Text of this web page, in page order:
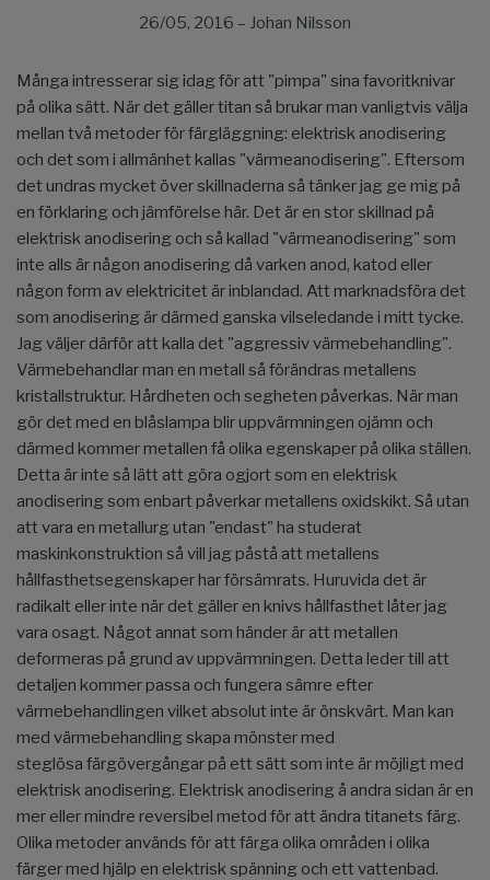
26/05, 2016 – Johan Nilsson
Många intresserar sig idag för att "pimpa" sina favoritknivar
på olika sätt. När det gäller titan så brukar man vanligtvis välja
mellan två metoder för färgläggning: elektrisk anodisering
och det som i allmänhet kallas "värmeanodisering". Eftersom
det undras mycket över skillnaderna så tänker jag ge mig på
en förklaring och jämförelse här. Det är en stor skillnad på
elektrisk anodisering och så kallad "värmeanodisering" som
inte alls är någon anodisering då varken anod, katod eller
någon form av elektricitet är inblandad. Att marknadsföra det
som anodisering är därmed ganska vilseledande i mitt tycke.
Jag väljer därför att kalla det "aggressiv värmebehandling".
Värmebehandlar man en metall så förändras metallens
kristallstruktur. Hårdheten och segheten påverkas. När man
gör det med en blåslampa blir uppvärmningen ojämn och
därmed kommer metallen få olika egenskaper på olika ställen.
Detta är inte så lätt att göra ogjort som en elektrisk
anodisering som enbart påverkar metallens oxidskikt. Så utan
att vara en metallurg utan "endast" ha studerat
maskinkonstruktion så vill jag påstå att metallens
hållfasthetsegenskaper har försämrats. Huruvida det är
radikalt eller inte när det gäller en knivs hållfasthet låter jag
vara osagt. Något annat som händer är att metallen
deformeras på grund av uppvärmningen. Detta leder till att
detaljen kommer passa och fungera sämre efter
värmebehandlingen vilket absolut inte är önskvärt. Man kan
med värmebehandling skapa mönster med
steglösa färgövergångar på ett sätt som inte är möjligt med
elektrisk anodisering. Elektrisk anodisering å andra sidan är en
mer eller mindre reversibel metod för att ändra titanets färg.
Olika metoder används för att färga olika områden i olika
färger med hjälp en elektrisk spänning och ett vattenbad.